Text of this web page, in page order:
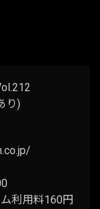
り)
利用料160円